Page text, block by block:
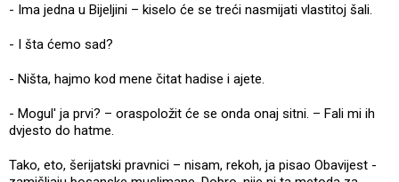
- Ima jedna u Bijeljini – kiselo će se treći nasmijati vlastitoj šali.
- I šta ćemo sad?
- Ništa, hajmo kod mene čitat hadise i ajete.
- Mogul' ja prvi? – oraspoložit će se onda onaj sitni. – Fali mi ih
dvjesto do hatme.
Tako, eto, šerijatski pravnici – nisam, rekoh, ja pisao Obavijest -